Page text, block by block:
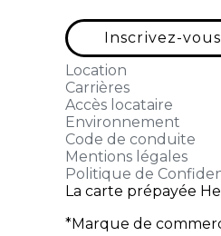
Inscrivez-vous
Location
Carrières
Accès locataire
Environnement
Code de conduite
Mentions légales
Politique de
La carte prépayée
*Marque de